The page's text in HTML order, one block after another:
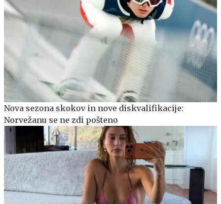
Nova sezona skokov in nove diskvalifikacije:
Norvežanu se ne zdi pošteno